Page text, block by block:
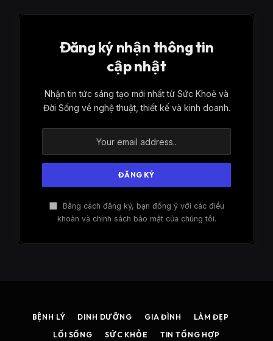
Đăng ký nhận thông tin
cập nhật
Nhận tin tức sáng tạo mới nhất từ ​​Sức Khoẻ và
Đời Sống về nghệ thuật, thiết kế và kinh doanh.
Bằng cách đăng ký, bạn đồng ý với các điều
khoản và chính sách bảo mật của chúng tôi.
BỆNH LÝ DINH DƯỠNG GIA ĐÌNH
LÀM ĐẸP
LỐI SỐNG
SỨC KHỎE TIN TỔNG HỢP